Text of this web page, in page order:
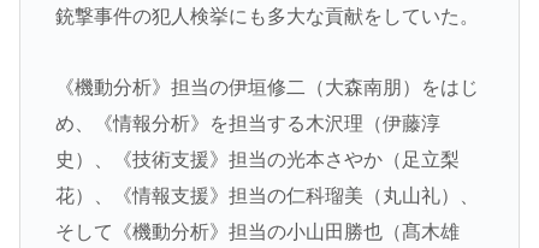
銃撃事件の犯人検挙にも多大な貢献をしていた。
《機動分析》担当の伊垣修二（大森南朋）
をはじ
め、《情報分析》を担当する木沢理（伊藤淳
史）
、《技術支援》担当の光本さやか（足立梨
花）
、《情報支援》担当の仁科瑠美（丸山礼）
そして《機動分析》担当の小山田勝也（髙木雄